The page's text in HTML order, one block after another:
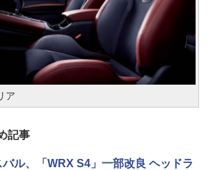
ア
記事
バル、「WRX S4」一部改良 ヘッドラ